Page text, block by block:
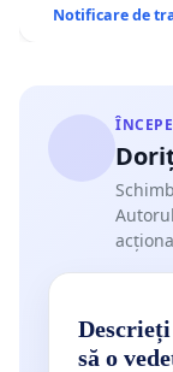
Notificare de
să o